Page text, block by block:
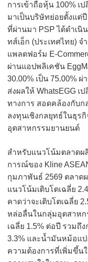
การเข้าถือหุ้น 100% เ
มาเป็นบริษัทย่อยตั้งแต่
ที่ผ่านมา PSP ได้ดำเนิ
ทส์เอ็ก (ประเทศไทย) จ
แพลตฟอร์ม E-
ผ่านแอปพลิเคชัน
30.00% เป็น 75.00%
ส่งผลให้ WhatsEGG เ
ทางการ สอดคล้องกับ
ลงทุนเชิงกลยุทธ์ในธุร
อุตสาหกรรมยานยนต์
สำหรับแนวโน้มตลาดผ
การณ์ของ Kline
กุมภาพันธ์ 2569 ตลา
แนวโน้มเติบโตเฉลี่ย
คาดว่าจะเติบโตเฉลี่ย
หล่อลื่นในกลุ่มอุตสาหก
เฉลี่ย 1.5% ต่อปี รวมถึ
3.3% และน้ำมันหม้อแ
ความต้องการที่เพิ่มขึ้น